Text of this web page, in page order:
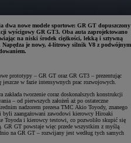
nowe modele sportowe: GR GT dopuszczony
wyścigowy GR GT3. Oba auta zaprojektowano
na niski środek ciężkości, lekką i sztywną
je nowy, 4-litrowy silnik V8 z podwójnym
prototypy – GR GT oraz GR GT3 – prezentując
w fazie intensywnych prac rozwojowych.
tworzenie coraz doskonalszych konstrukcji
– od pierwszych założeń aż po ostateczne
nadzorem prezesa TMC Akio Toyody, znanego
zaangażowani zawodowi kierowcy Hiroaki
Toyoda i kierowcy testowi, co pozwoliło skupić się
GR GT powstaje więc przede wszystkim z myślą
na GR GT – rozwijany jest według tych samych